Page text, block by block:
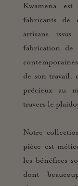
Kwamena
fabricants de
artisans
fabrication de
de son travail,
précieux au
travers le
Notre
pièce est
les bénéfices
dont